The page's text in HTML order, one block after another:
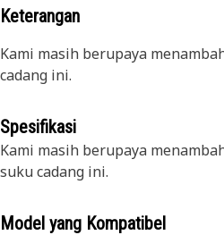
Keterangan
Kami masih berupaya
cadang ini.
Spesifikasi
Kami masih berupaya
suku cadang ini.
Model yang Kompatibel